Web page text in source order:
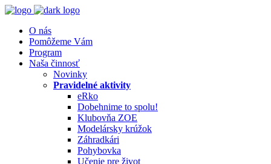
O nás
Pomôžeme Vám
Program
Naša činnosť
Novinky
Pravidelné aktivity
eRko
Dobehnime to spolu!
Klubovňa ZOE
Modelársky krúžok
Záhradkári
Pohybovka
Učenie pre život